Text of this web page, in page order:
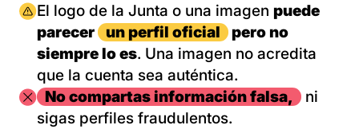
Imagen
El logo de la Junta o una imagen puede
parecer
un perfil oficial
pero no
siempre lo es. Una imagen no acredita
que la cuenta sea auténtica.
ImagenNo compartas información falsa,
ni
sigas perfiles fraudulentos.